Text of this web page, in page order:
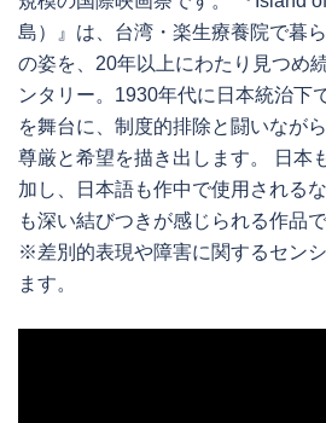
島）』は、台湾・楽生療養院で暮
の姿を、20年以上にわたり見つめ
ンタリー。1930年代に日本統治下
を舞台に、制度的排除と闘いなが
尊厳と希望を描き出します。 日本
加し、日本語も作中で使用される
も深い結びつきが感じられる作品で
※差別的表現や障害に関するセン
ます。